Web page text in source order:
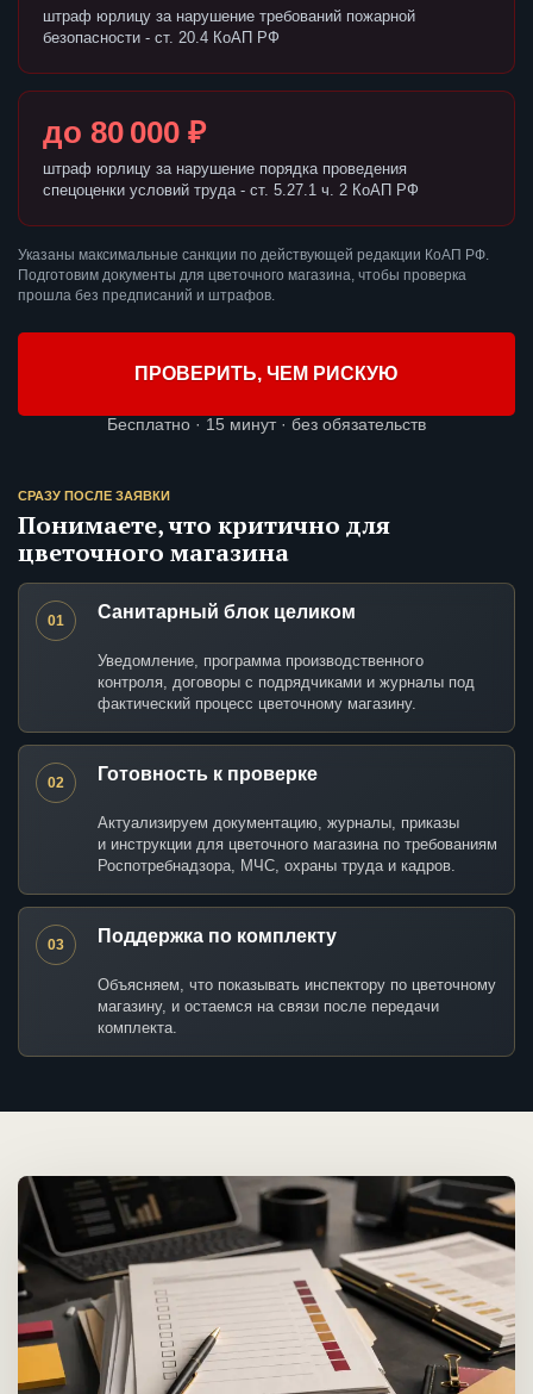
штраф юрлицу за нарушение требований пожарной
безопасности - ст. 20.4 КоАП РФ
до 80 000 ₽
штраф юрлицу за нарушение порядка проведения
спецоценки условий труда - ст. 5.27.1 ч. 2 КоАП РФ
Указаны максимальные санкции по действующей редакции КоАП РФ.
Подготовим документы для цветочного магазина, чтобы проверка
прошла без предписаний и штрафов.
ПРОВЕРИТЬ, ЧЕМ РИСКУЮ
Бесплатно · 15 минут · без обязательств
СРАЗУ ПОСЛЕ ЗАЯВКИ
Понимаете, что критично для
цветочного магазина
01 Санитарный блок целиком
Уведомление, программа производственного
контроля, договоры с подрядчиками и журналы под
фактический процесс цветочному магазину.
02 Готовность к проверке
Актуализируем документацию, журналы, приказы
и инструкции для цветочного магазина по требованиям
Роспотребнадзора, МЧС, охраны труда и кадров.
03 Поддержка по комплекту
Объясняем, что показывать инспектору по цветочному
магазину, и остаемся на связи после передачи
комплекта.